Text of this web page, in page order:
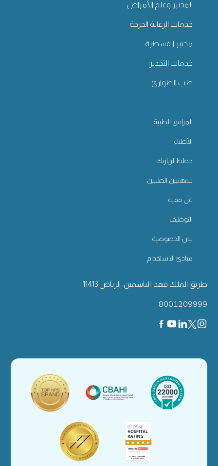
المختبر وعلم الأمراض
خدمات الرعاية الحرجة
مختبر القسطرة
خدمات التخدير
طب الطوارئ
المرافق الطبية
الأطباء
خطط لزيارتك
للمهنيين الطبيين
عن فقيه
التوظيف
بيان الخصوصية
مبادئ الاستخدام
طريق الملك فهد، الياسمين، الرياض 11413
8001209999